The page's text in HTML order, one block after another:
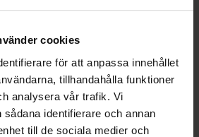
cookies
för att anpassa innehållet
tillhandahålla funktioner
analysera vår trafik. Vi
identifierare och annan
till de sociala medier och
hud. Med en formula
E-vitamin rengör huden
samt bibehåller ett
Naturliga lipider och
bevarar hudens naturligt
och polysackarider från
fukthalten i huden.